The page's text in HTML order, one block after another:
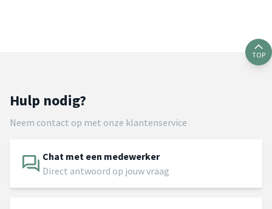
TOP
Hulp nodig?
Neem contact op met onze klantenservice
Chat met een medewerker
Direct antwoord op jouw vraag